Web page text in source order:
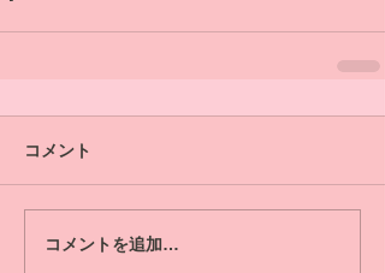
コメント
コメントを追加…